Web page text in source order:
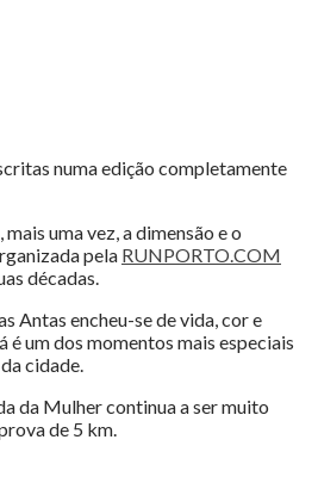
numa edição completamente
uma vez, a dimensão e o
pela RUNPORTO.COM
décadas.
Antas encheu-se de vida, cor e
é um dos momentos mais especiais
cidade.
da Mulher continua a ser muito
de 5 km.